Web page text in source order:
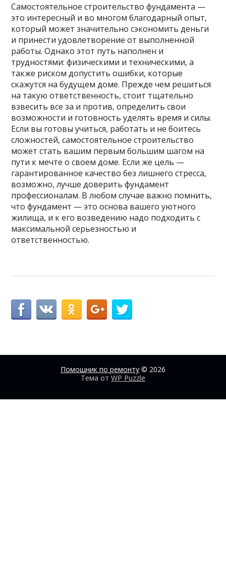
Самостоятельное строительство фундамента —
это интересный и во многом благодарный опыт,
который может значительно сэкономить деньги
и принести удовлетворение от выполненной
работы. Однако этот путь наполнен и
трудностями: физическими и техническими, а
также риском допустить ошибки, которые
скажутся на будущем доме. Прежде чем решиться
на такую ответственность, стоит тщательно
взвесить все за и против, определить свои
возможности и готовность уделять время и силы.
Если вы готовы учиться, работать и не боитесь
сложностей, самостоятельное строительство
может стать вашим первым большим шагом на
пути к мечте о своем доме. Если же цель —
гарантированное качество без лишнего стресса,
возможно, лучше доверить фундамент
профессионалам. В любом случае важно помнить,
что фундамент — это основа вашего уютного
жилища, и к его возведению надо подходить с
максимальной серьезностью и
ответственностью.
Помощник по ремонту © 2026
Тема от WP Puzzle